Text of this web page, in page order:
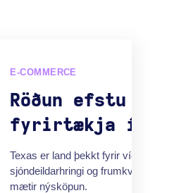
E-COMMERCE
Röðun efstu E-
fyrirtækja í
Texas er land þekkt fyrir víðáttumiklar
sjóndeildarhringi og frumkvöðlasál, ríki
mætir nýsköpun.